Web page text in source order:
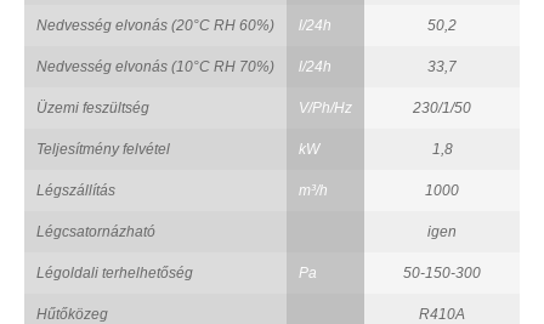
Nedvesség elvonás (20°C RH 60%) l/24h 50,2
Nedvesség elvonás (10°C RH 70%) l/24h 33,7
Üzemi feszültség V/Ph/Hz 230/1/50
Teljesítmény felvétel kW 1,8
Légszállítás m³/h 1000
Légcsatornázható igen
Légoldali terhelhetőség Pa 50-150-300
Hűtőközeg R410A